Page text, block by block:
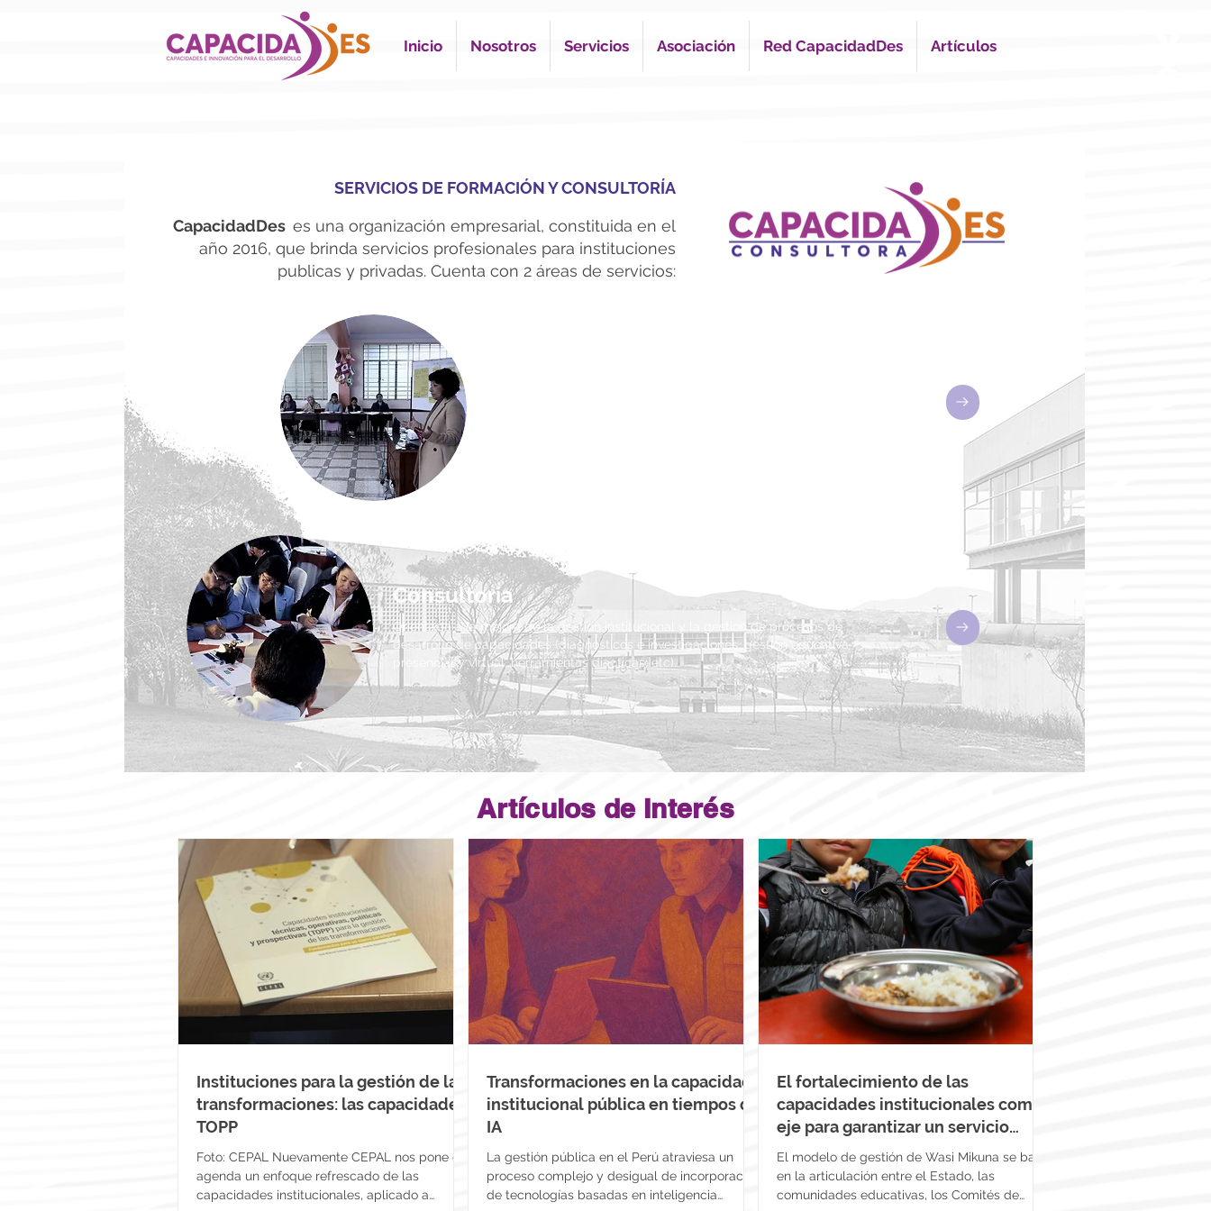
Inicio Nosotros Servicios Asociación Red CapacidadDes Artículos
SERVICIOS DE FORMACIÓN Y CONSULTORÍA
CapacidadDes es una organización empresarial, constituida en el
año 2016, que brinda servicios profesionales para instituciones
publicas y privadas. Cuenta con 2 áreas de servicios:
Consultoría
Orientada a la mejora de la gestion institucional y la gestion de procesos de
desarrollo de capacidades (diagnosticos e investigaciones, gestión educativa
presencial y virtual, herramientas diacticas, etc).
Artículos de Interés
Instituciones para la gestión de las
transformaciones: las capacidades
TOPP
Foto: CEPAL Nuevamente CEPAL nos pone en
agenda un enfoque refrescado de las
capacidades institucionales, aplicado a
Transformaciones en la capacidad
institucional pública en tiempos de
IA
La gestión pública en el Perú atraviesa un
proceso complejo y desigual de incorporación
de tecnologías basadas en inteligencia
El fortalecimiento de las
capacidades institucionales como
eje para garantizar un servicio
seguro y de calidad
El modelo de gestión de Wasi Mikuna se basa
en la articulación entre el Estado, las
comunidades educativas, los Comités de